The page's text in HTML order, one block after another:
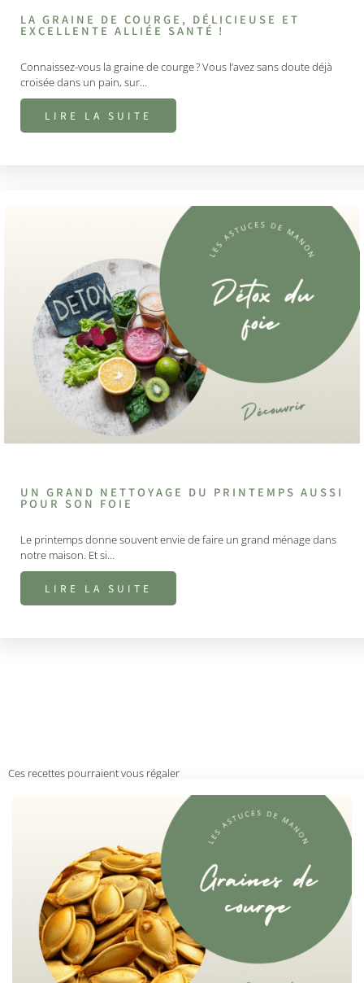
LA GRAINE DE COURGE, DÉLICIEUSE ET
EXCELLENTE ALLIÉE SANTÉ !
Connaissez-vous la graine de courge ? Vous l’avez sans doute déjà
croisée dans un pain, sur…
LIRE LA SUITE
UN GRAND NETTOYAGE DU PRINTEMPS AUSSI
POUR SON FOIE
Le printemps donne souvent envie de faire un grand ménage dans
notre maison. Et si…
LIRE LA SUITE
Ces recettes pourraient vous régaler